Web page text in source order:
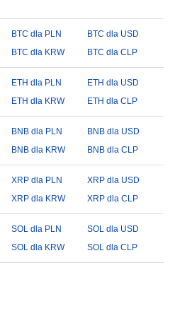
BTC dla PLN
BTC dla USD
BTC dla KRW BTC dla CLP
ETH dla PLN
ETH dla USD
ETH dla KRW ETH dla CLP
BNB dla PLN
BNB dla USD
BNB dla KRW BNB dla CLP
XRP dla PLN
XRP dla USD
XRP dla KRW XRP dla CLP
SOL dla PLN
SOL dla USD
SOL dla KRW SOL dla CLP